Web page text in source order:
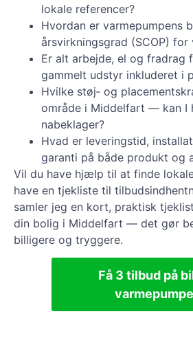
lokale referencer?
Hvordan er varmepumpens
årsvirkningsgrad (SCOP) for
Er alt arbejde, el og fradrag
gammelt udstyr inkluderet i
Hvilke støj‑ og
område i Middelfart — kan I
nabeklager?
Hvad er leveringstid,
garanti på både produkt og
Vil du have hjælp til at finde
have en tjekliste til
samler jeg en kort, praktisk
din bolig i Middelfart — det gør
billigere og tryggere.
Få 3 tilbud på
varmepumpe